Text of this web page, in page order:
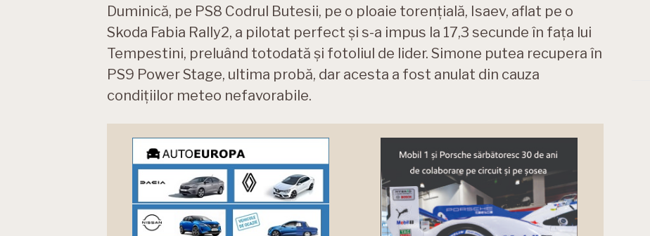
Duminică, pe PS8 Codrul Butesii, pe o ploaie torențială, Isaev, aflat pe o
Skoda Fabia Rally2, a pilotat perfect și s-a impus la 17,3 secunde în fața lui
Tempestini, preluând totodată și fotoliul de lider. Simone putea recupera în
PS9 Power Stage, ultima probă, dar acesta a fost anulat din cauza
condițiilor meteo nefavorabile.